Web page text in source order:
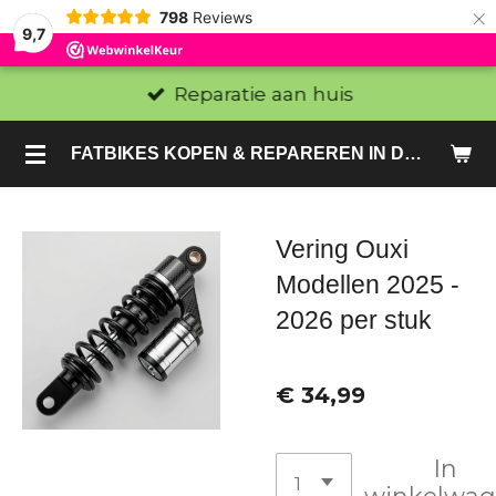
9,7
798 Reviews ×
FATBIKES KOPEN & REPAREREN IN DEN HAAG EN ZOETERMEER - SACHE BIKES
Reparatie aan huis
Vering Ouxi
Modellen 2025 -
2026 per stuk
€ 34,99
In